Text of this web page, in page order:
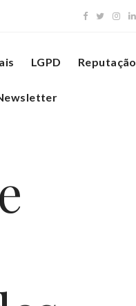
LGPD Reputação